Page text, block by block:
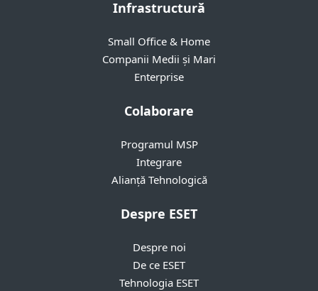
Infrastructură
Small Office & Home
Companii Medii și Mari
Enterprise
Colaborare
Programul MSP
Integrare
Alianță Tehnologică
Despre ESET
Despre noi
De ce ESET
Tehnologia ESET